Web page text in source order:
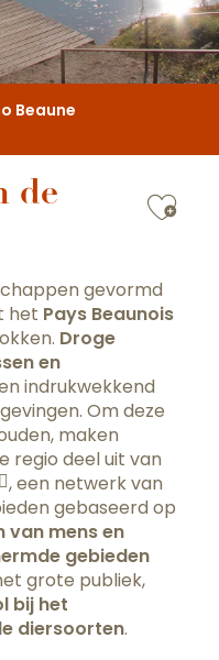
Beaune
de
gevormd
het Pays Beaunois
Droge
en
indrukwekkend
Om deze
maken
regio deel uit van
, een netwerk van
gebaseerd op
van mens en
gebieden
grote publiek,
bij het
diersoorten.